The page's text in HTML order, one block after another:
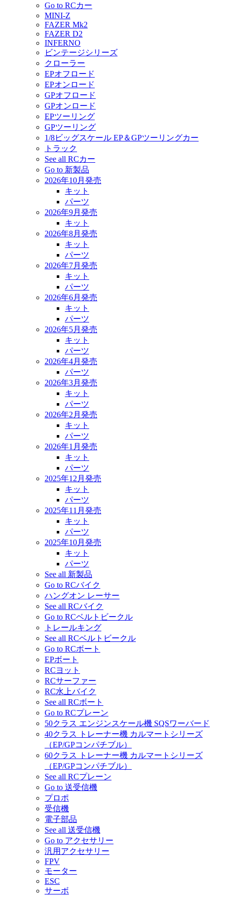
Go to RCカー
MINI-Z
FAZER Mk2
FAZER D2
INFERNO
ビンテージシリーズ
クローラー
EPオフロード
EPオンロード
GPオフロード
GPオンロード
EPツーリング
GPツーリング
1/8ビッグスケール EP＆GPツーリングカー
トラック
See all RCカー
Go to 新製品
2026年10月発売
キット
パーツ
2026年9月発売
キット
2026年8月発売
キット
パーツ
2026年7月発売
キット
パーツ
2026年6月発売
キット
パーツ
2026年5月発売
キット
パーツ
2026年4月発売
パーツ
2026年3月発売
キット
パーツ
2026年2月発売
キット
パーツ
2026年1月発売
キット
パーツ
2025年12月発売
キット
パーツ
2025年11月発売
キット
パーツ
2025年10月発売
キット
パーツ
See all 新製品
Go to RCバイク
ハングオン レーサー
See all RCバイク
Go to RCベルトビークル
トレールキング
See all RCベルトビークル
Go to RCボート
EPボート
RCヨット
RCサーファー
RC水上バイク
See all RCボート
Go to RCプレーン
50クラス エンジンスケール機 SQSワーバード
40クラス トレーナー機 カルマートシリーズ
（EP/GPコンパチブル）
60クラス トレーナー機 カルマートシリーズ
（EP/GPコンパチブル）
See all RCプレーン
Go to 送受信機
プロポ
受信機
電子部品
See all 送受信機
Go to アクセサリー
汎用アクセサリー
FPV
モーター
ESC
サーボ